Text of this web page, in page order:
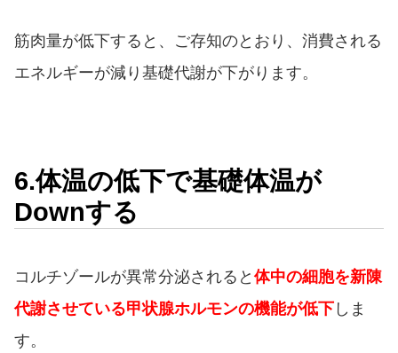
筋肉量が低下すると、ご存知のとおり、消費される
エネルギーが減り基礎代謝が下がります。
6.体温の低下で基礎体温が
Downする
コルチゾールが異常分泌されると 体中の細胞を新陳
代謝させている甲状腺ホルモンの機能が低下 しま
す。